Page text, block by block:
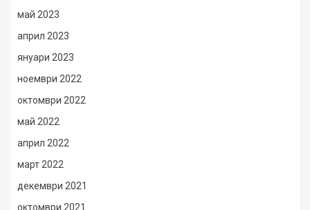
май 2023
април 2023
януари 2023
ноември 2022
октомври 2022
май 2022
април 2022
март 2022
декември 2021
октомври 2021